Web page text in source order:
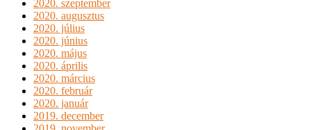
2020. szeptember
2020. augusztus
2020. július
2020. június
2020. május
2020. április
2020. március
2020. február
2020. január
2019. december